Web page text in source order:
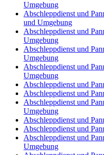
Umgebung
Abschleppdienst und
und Umgebung
Abschleppdienst und
Umgebung
Abschleppdienst und
Umgebung
Abschleppdienst und
Umgebung
Abschleppdienst und
Abschleppdienst und
Abschleppdienst und
Umgebung
Abschleppdienst und
Abschleppdienst und
Abschleppdienst und
Umgebung